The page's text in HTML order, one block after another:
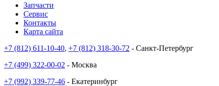
Запчасти
Сервис
Контакты
Карта сайта
+7 (812) 611-10-40, +7 (812) 318-30-72 - Санкт-Петербург
+7 (499) 322-00-02 - Москва
+7 (992) 339-77-46 - Екатеринбург